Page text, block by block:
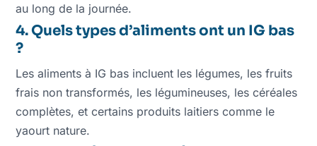
au long de la journée.
4. Quels types d’aliments ont un IG bas
?
Les aliments à IG bas incluent les légumes, les fruits
frais non transformés, les légumineuses, les céréales
complètes, et certains produits laitiers comme le
yaourt nature.